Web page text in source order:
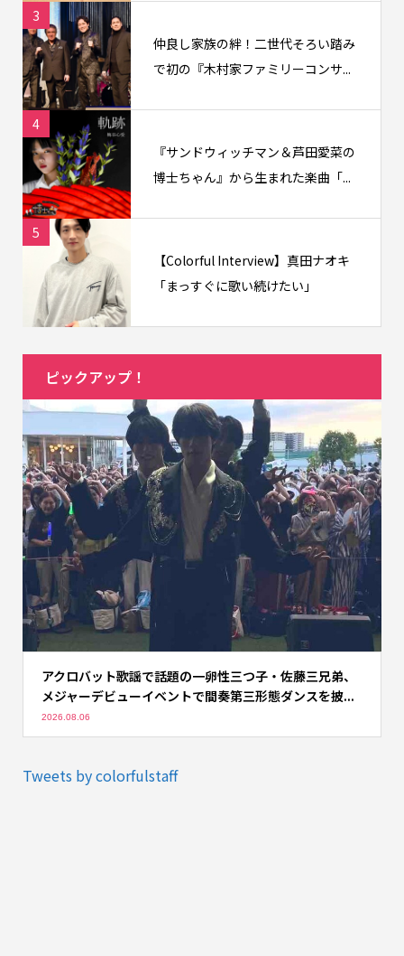
3
仲良し家族の絆！二世代そろい踏み
で初の『木村家ファミリーコンサ...
4
『サンドウィッチマン＆芦田愛菜の
博士ちゃん』から生まれた楽曲「...
5
【Colorful Interview】真田ナオキ
「まっすぐに歌い続けたい」
ピックアップ！
アクロバット歌謡で話題の一卵性三つ子・佐藤三兄弟、
メジャーデビューイベントで間奏第三形態ダンスを披...
2026.08.06
Tweets by colorfulstaff